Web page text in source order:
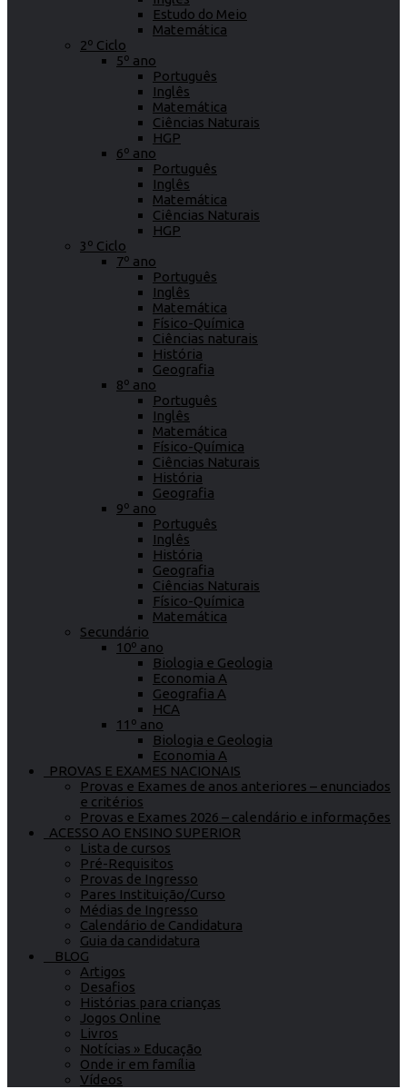
Estudo do Meio
Matemática
2º Ciclo
5º ano
Português
Inglês
Matemática
Ciências Naturais
HGP
6º ano
Português
Inglês
Matemática
Ciências Naturais
HGP
3º Ciclo
7º ano
Português
Inglês
Matemática
Físico-Química
Ciências naturais
História
Geografia
8º ano
Português
Inglês
Matemática
Físico-Química
Ciências Naturais
História
Geografia
9º ano
Português
Inglês
História
Geografia
Ciências Naturais
Físico-Química
Matemática
Secundário
10º ano
Biologia e Geologia
Economia A
Geografia A
HCA
11º ano
Biologia e Geologia
Economia A
PROVAS E EXAMES NACIONAIS
Provas e Exames de anos anteriores – enunciados
e critérios
Provas e Exames 2026 – calendário e informações
ACESSO AO ENSINO SUPERIOR
Lista de cursos
Pré-Requisitos
Provas de Ingresso
Pares Instituição/Curso
Médias de Ingresso
Calendário de Candidatura
Guia da candidatura
BLOG
Artigos
Desafios
Histórias para crianças
Jogos Online
Livros
Notícias » Educação
Onde ir em família
Vídeos